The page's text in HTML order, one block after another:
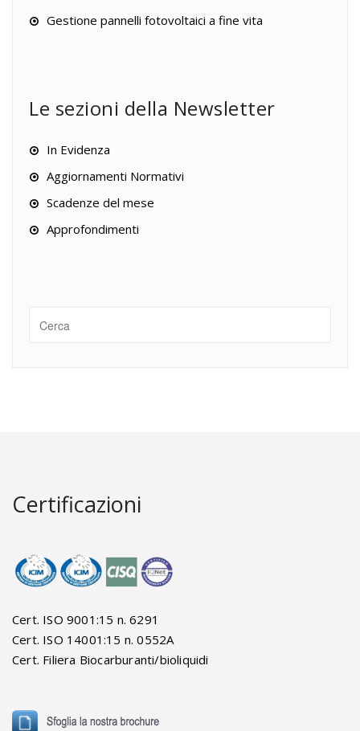
Gestione pannelli fotovoltaici a fine vita
Le sezioni della Newsletter
In Evidenza
Aggiornamenti Normativi
Scadenze del mese
Approfondimenti
Certificazioni
Cert. ISO 9001:15 n. 6291
Cert. ISO 14001:15 n. 0552A
Cert. Filiera Biocarburanti/bioliquidi